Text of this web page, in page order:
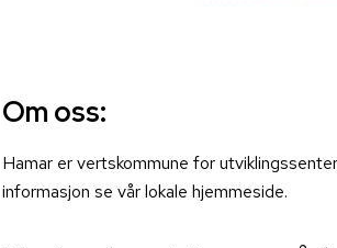
Om oss:
Hamar er vertskommune for
informasjon se vår lokale hjemmeside.